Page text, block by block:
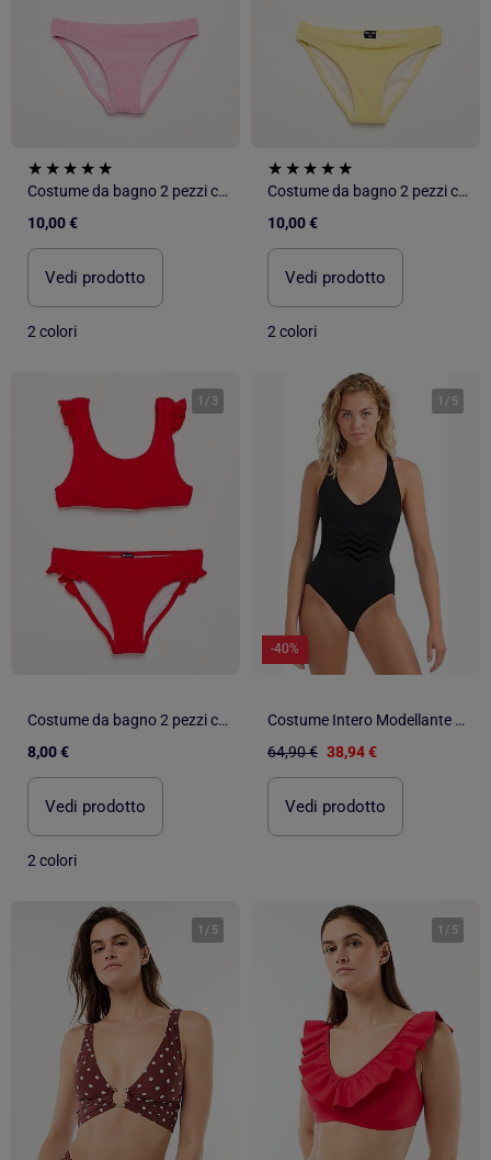
Costume da bagno 2 pezzi con fiocco
10,00 €
Vedi prodotto
2 colori
Costume da bagno 2 pezzi con fiocco
10,00 €
Vedi prodotto
2 colori
1 / 3
Costume da bagno 2 pezzi con volant
8,00 €
Vedi prodotto
2 colori
1 / 5
-40%
Costume Intero Modellante Snellente Spalline Incrociate sulla Schiena
64,90 € 38,94 €
Vedi prodotto
1 / 5 1 / 5